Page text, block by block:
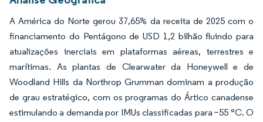
A América do Norte gerou 37,65% da receita de 2025 com o
financiamento do Pentágono de USD 1,2 bilhão fluindo para
atualizações inerciais em plataformas aéreas, terrestres e
marítimas. As plantas de Clearwater da Honeywell e de
Woodland Hills da Northrop Grumman dominam a produção
de grau estratégico, com os programas do Ártico canadense
estimulando a demanda por IMUs classificadas para −55 °C. O